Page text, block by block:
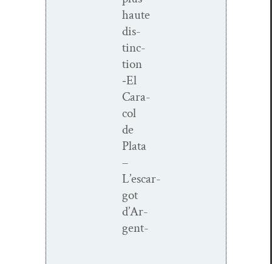
haute
dis­
tinc­
tion
‑El
Cara­
col
de
Pla­ta
–
L’escar­
got
d’Ar­
gent-